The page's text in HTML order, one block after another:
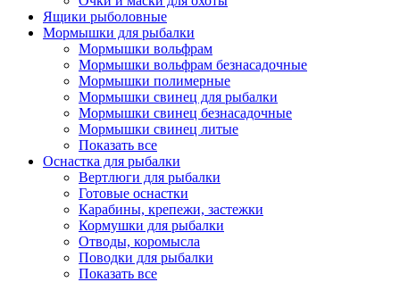
Ящики рыболовные
Мормышки для рыбалки
Мормышки вольфрам
Мормышки вольфрам безнасадочные
Мормышки полимерные
Мормышки свинец для рыбалки
Мормышки свинец безнасадочные
Мормышки свинец литые
Показать все
Оснастка для рыбалки
Вертлюги для рыбалки
Готовые оснастки
Карабины, крепежи, застежки
Кормушки для рыбалки
Отводы, коромысла
Поводки для рыбалки
Показать все